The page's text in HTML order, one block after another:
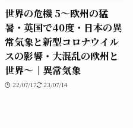
世界の危機 5〜欧州の猛
暑・英国で40度・日本の異
常気象と新型コロナウイル
スの影響・大混乱の欧州と
世界〜｜異常気象
22/07/17 23/07/14